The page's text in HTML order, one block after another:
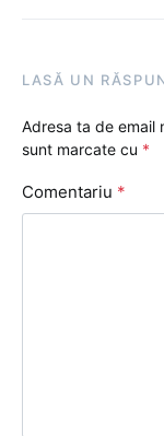
LASĂ UN
Adresa ta de email
sunt marcate cu *
Comentariu *